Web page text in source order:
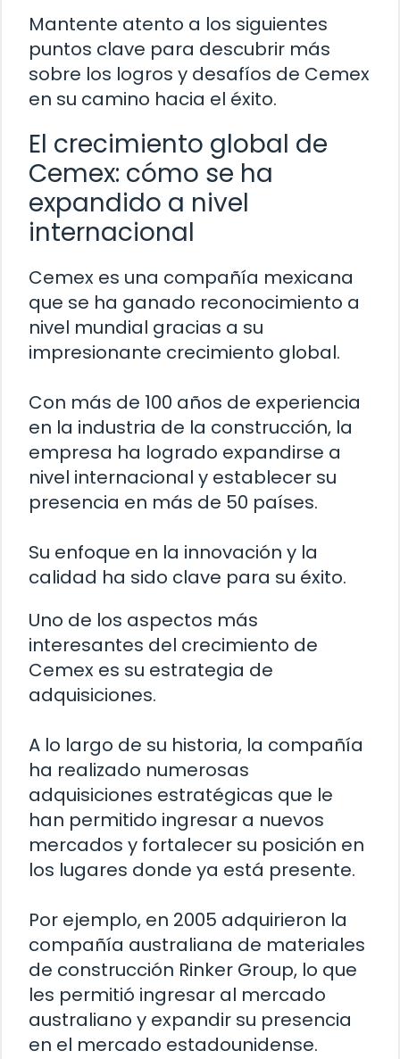
Mantente atento a los siguientes
puntos clave para descubrir más
sobre los logros y desafíos de Cemex
en su camino hacia el éxito.
El crecimiento global de
Cemex: cómo se ha
expandido a nivel
internacional
Cemex es una compañía mexicana
que se ha ganado reconocimiento a
nivel mundial gracias a su
impresionante crecimiento global.
Con más de 100 años de experiencia
en la industria de la construcción, la
empresa ha logrado expandirse a
nivel internacional y establecer su
presencia en más de 50 países.
Su enfoque en la innovación y la
calidad ha sido clave para su éxito.
Uno de los aspectos más
interesantes del crecimiento de
Cemex es su estrategia de
adquisiciones.
A lo largo de su historia, la compañía
ha realizado numerosas
adquisiciones estratégicas que le
han permitido ingresar a nuevos
mercados y fortalecer su posición en
los lugares donde ya está presente.
Por ejemplo, en 2005 adquirieron la
compañía australiana de materiales
de construcción Rinker Group, lo que
les permitió ingresar al mercado
australiano y expandir su presencia
en el mercado estadounidense.